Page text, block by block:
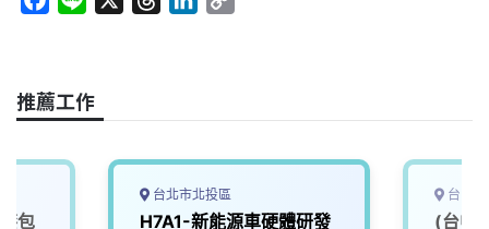
e
b
o
a
s
e
I
n
L
n
推薦工作
包
台北市北投區
H7A1-新能源車硬體研發
台中
(台中)